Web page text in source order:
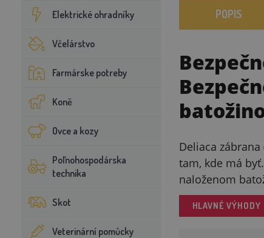
Elektrické ohradníky
Včelárstvo
Farmárske potreby
Koně
Ovce a kozy
Poľnohospodárska
technika
Skot
Veterinární pomůcky
POPIS
Deliaca
tam, kde má
naloženom
HLAVNÉ VÝHODY